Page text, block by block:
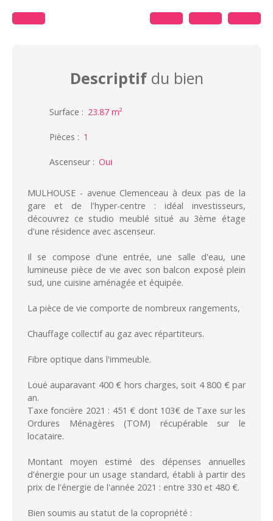
Descriptifdu bien
Surface : 23.87 m²
Pièces : 1
Ascenseur: Oui
MULHOUSE - avenue Clemenceau à deux pas de la
gare et de l'hyper-centre : idéal investisseurs,
découvrez ce studio meublé situé au 3ème étage
d'une résidence avec ascenseur.
Il se compose d'une entrée, une salle d'eau, une
lumineuse pièce de vie avec son balcon exposé plein
sud, une cuisine aménagée et équipée.
La pièce de vie comporte de nombreux rangements,
Chauffage collectif au gaz avec répartiteurs.
Fibre optique dans l'immeuble.
Loué auparavant 400 € hors charges, soit 4 800 € par
an.
Taxe foncière 2021 : 451 € dont 103€ de Taxe sur les
Ordures Ménagères (TOM) récupérable sur le
locataire.
Montant moyen estimé des dépenses annuelles
d'énergie pour un usage standard, établi à partir des
prix de l'énergie de l'année 2021 : entre 330 et 480 €.
Bien soumis au statut de la copropriété :